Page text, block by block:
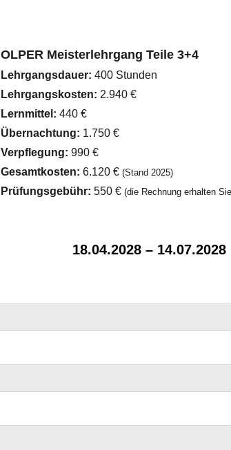
OLPER Meisterlehrgang Teile 3+4
Lehrgangsdauer: 400 Stunden
Lehrgangskosten: 2.940 €
Lernmittel: 440 €
Übernachtung: 1.750 €
Verpflegung: 990 €
Gesamtkosten: 6.120 €(Stand 2025)
Prüfungsgebühr: 550 €(die Rechnung erhalten
18.04.2028 – 14.07.2028